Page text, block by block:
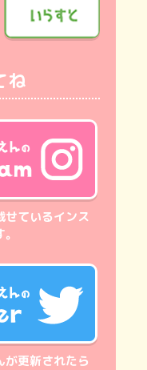
ね
せているインス
が更新されたら